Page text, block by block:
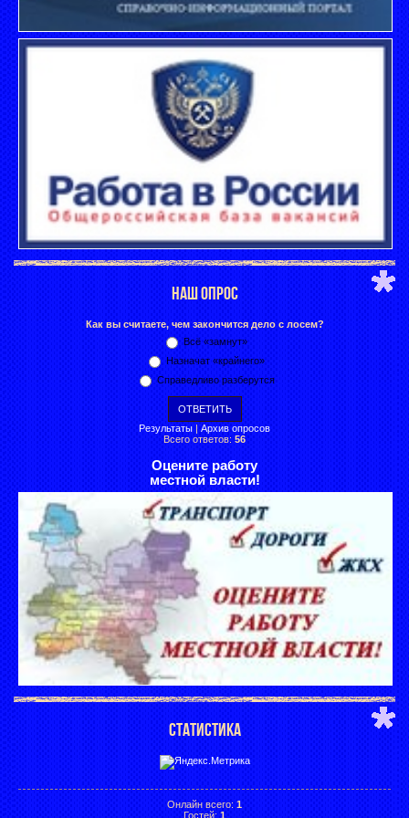
НАШ ОПРОС
Как вы считаете, чем закончится дело с лосем?
Всё «замнут»
Назначат «крайнего»
Справедливо разберутся
Результаты | Архив опросов
Всего ответов: 56
Оцените работу
местной власти!
СТАТИСТИКА
Онлайн всего: 1
Гостей: 1